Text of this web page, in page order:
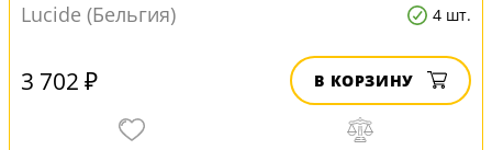
Lucide (Бельгия) 4 шт.
3 702 ₽ В КОРЗИНУ